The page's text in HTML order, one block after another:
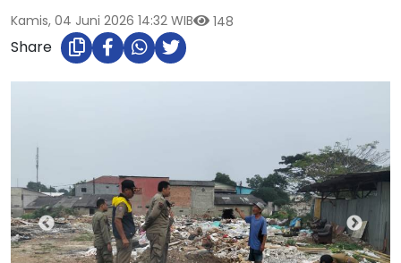
Kamis, 04 Juni 2026 14:32 WIB 148
Share